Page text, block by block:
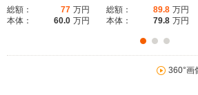
ホイールベース
-m
総額： 77 万円
本体：
60.0 万円
総額： 89.8 万円
本体：
79.8 万円
360°画